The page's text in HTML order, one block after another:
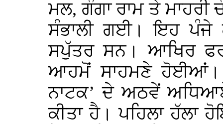
ਮਲ, ਗੰਗਾ ਰਾਮ ਤੇ ਮਾਹਰੀ
ਸੰਭਾਲੀ ਗਈ। ਇਹ ਪੰਜੇ
ਸਪੁੱਤਰ ਸਨ। ਆਖਿਰ
ਆਹਮੋਂ ਸਾਹਮਣੇ ਹੋਈਆਂ।
ਨਾਟਕ’ ਦੇ ਅਠਵੇਂ
ਕੀਤਾ ਹੈ। ਪਹਿਲਾ ਹੱਲਾ